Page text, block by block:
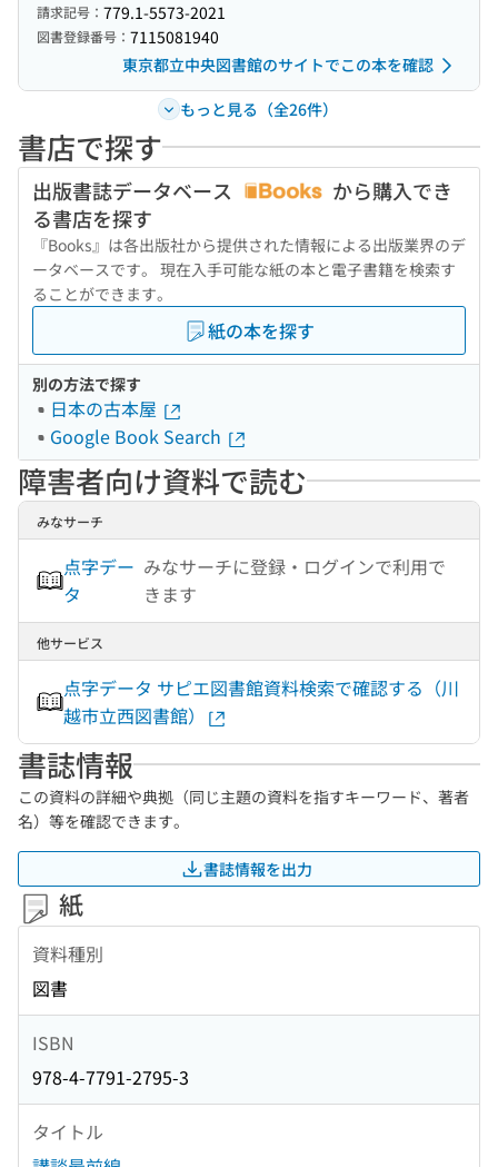
請求記号： 779.1-5573-2021
図書登録番号： 7115081940
東京都立中央図書館のサイトでこの本を確認
もっと見る（全26件）
書店で探す
出版書誌データベース
から購入でき
る書店を探す
『Books』は各出版社から提供された情報による出版業界のデ
ータベースです。 現在入手可能な紙の本と電子書籍を検索す
ることができます。
紙の本を探す
別の方法で探す
日本の古本屋
Google Book Search
障害者向け資料で読む
みなサーチ
点字デー
タ
みなサーチに登録・ログインで利用で
きます
他サービス
点字データ サピエ図書館資料検索で確認する（川
越市立西図書館）
書誌情報
この資料の詳細や典拠（同じ主題の資料を指すキーワード、著者
名）等を確認できます。
書誌情報を出力
紙
資料種別
図書
ISBN
978-4-7791-2795-3
タイトル